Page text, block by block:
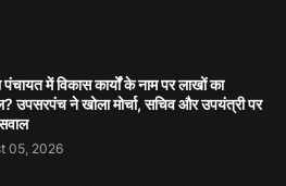
पंचायत में विकास कार्यों के नाम पर लाखों का
उपसरपंच ने खोला मोर्चा, सचिव और उपयंत्री पर
05, 2026